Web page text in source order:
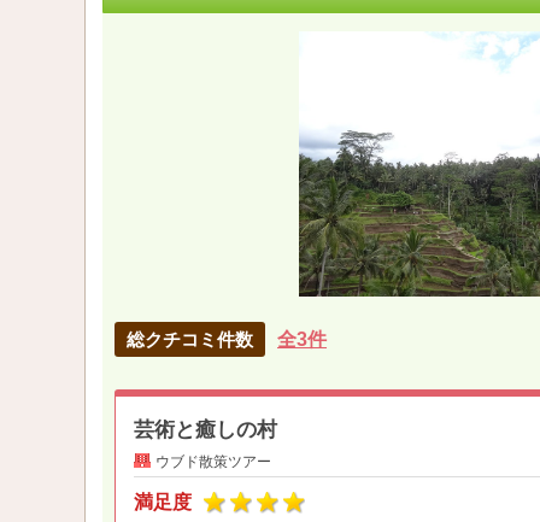
総クチコミ件数 全3件
芸術と癒しの村
ウブド散策ツアー
満足度